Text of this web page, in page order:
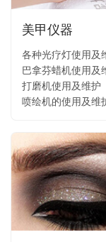
美甲仪器
各种光疗灯使用及
巴拿芬蜡机使用及
打磨机使用及维护
喷绘机的使用及维